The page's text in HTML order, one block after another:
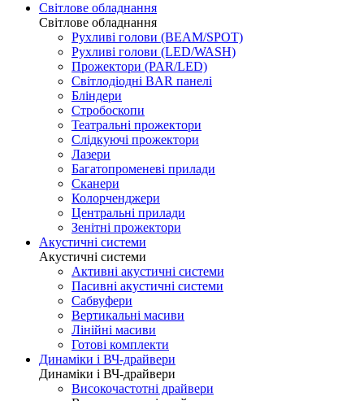
Світлове обладнання
Світлове обладнання
Рухливі голови (BEAM/SPOT)
Рухливі голови (LED/WASH)
Прожектори (PAR/LED)
Світлодіодні BAR панелі
Бліндери
Стробоскопи
Театральні прожектори
Слідкуючі прожектори
Лазери
Багатопроменеві прилади
Сканери
Колорченджери
Центральні прилади
Зенітні прожектори
Акустичні системи
Акустичні системи
Активні акустичні системи
Пасивні акустичні системи
Сабвуфери
Вертикальні масиви
Лінійні масиви
Готові комплекти
Динаміки і ВЧ-драйвери
Динаміки і ВЧ-драйвери
Високочастотні драйвери